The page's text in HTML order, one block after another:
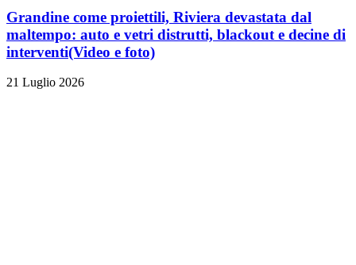
Grandine come proiettili, Riviera devastata dal
maltempo: auto e vetri distrutti, blackout e decine di
interventi(Video e foto)
21 Luglio 2026